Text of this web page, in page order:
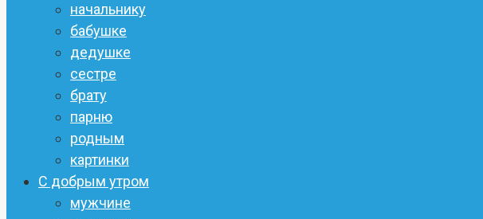
начальнику
бабушке
дедушке
сестре
брату
парню
родным
картинки
С добрым утром
мужчине